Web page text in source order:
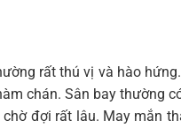
rất thú vị và hào
chán. Sân bay thường
đợi rất lâu. May mắn